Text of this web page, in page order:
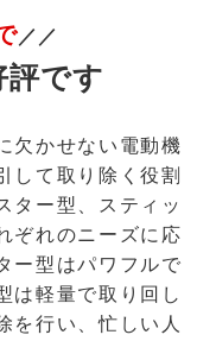
／／
評です
欠かせない電動機
して取り除く役割
ター型、スティッ
ぞれのニーズに応
ー型はパワフルで
は軽量で取り回し
を行い、忙しい人